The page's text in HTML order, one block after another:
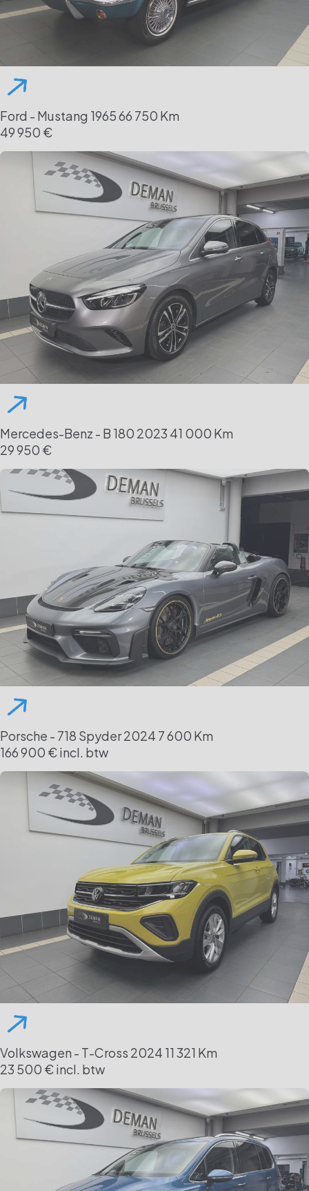
Ford - Mustang 196566 750 Km
49 950 €
Mercedes-Benz - B 180 2023 41 000 Km
29 950 €
Porsche - 718 Spyder2024 7 600 Km
166 900 € incl. btw
Volkswagen - T-Cross 2024 11 321 Km
23 500 € incl. btw